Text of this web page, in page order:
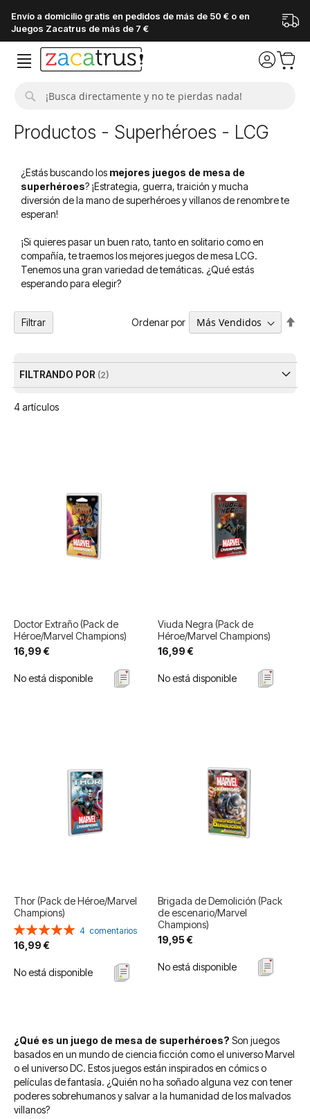
Envío a domicilio gratis en pedidos de más de 50 € o en
Juegos Zacatrus de más de 7 €
Productos - Superhéroes - LCG
¿Estás buscando los mejores juegos de mesa de
superhéroes? ¡Estrategia, guerra, traición y mucha
diversión de la mano de superhéroes y villanos de renombre te
esperan!
¡Si quieres pasar un buen rato, tanto en solitario como en
compañía, te traemos los mejores juegos de mesa LCG.
Tenemos una gran variedad de temáticas. ¿Qué estás
esperando para elegir?
4artículos
Ordenar por
Doctor Extraño (Pack de
Héroe/Marvel Champions)
16,99 €
No está disponible
Viuda Negra (Pack de
Héroe/Marvel Champions)
16,99 €
No está disponible
Thor (Pack de Héroe/Marvel
Champions)
Valoración:
100%
4 comentarios
16,99 €
No está disponible
Brigada de Demolición (Pack
de escenario/Marvel
Champions)
19,95 €
No está disponible
¿Qué es un juego de mesa de superhéroes? Son juegos
basados en un mundo de ciencia ficción como el universo Marvel
o el universo DC. Estos juegos están inspirados en cómics o
películas de fantasía. ¿Quién no ha soñado alguna vez con tener
poderes sobrehumanos y salvar a la humanidad de los malvados
villanos?
Filtrar
FILTRANDO POR